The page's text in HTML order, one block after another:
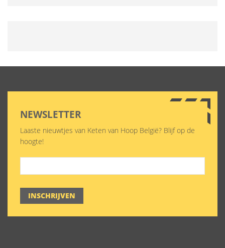
NEWSLETTER
Laaste nieuwtjes van Keten van Hoop België? Blijf op de
hoogte!
INSCHRIJVEN